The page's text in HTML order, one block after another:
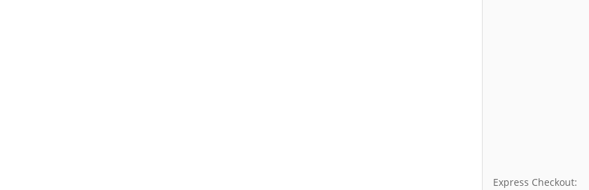
Express Checkout: